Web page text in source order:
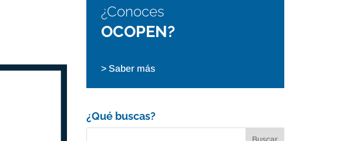
¿Conoces
OCOPEN?
> Saber más
¿Qué buscas?